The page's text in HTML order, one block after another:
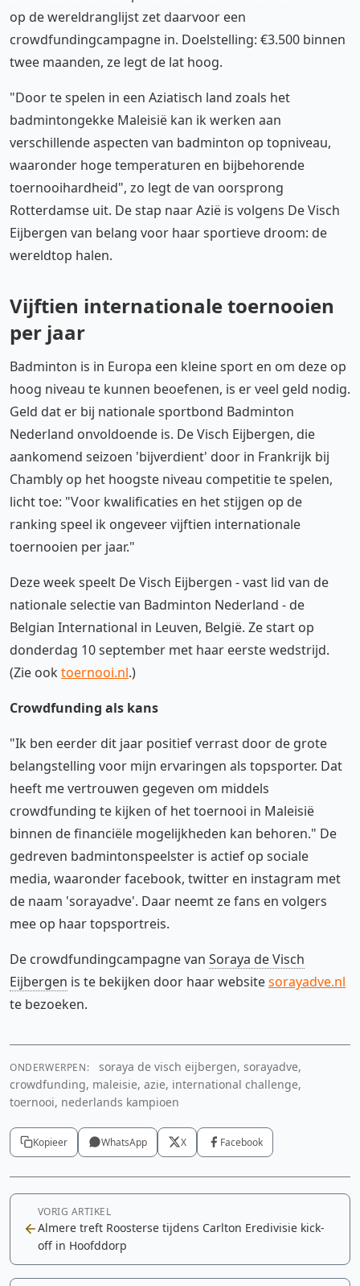
op de wereldranglijst zet daarvoor een
crowdfundingcampagne in. Doelstelling: €3.500 binnen
twee maanden, ze legt de lat hoog.
"Door te spelen in een Aziatisch land zoals het
badmintongekke Maleisië kan ik werken aan
verschillende aspecten van badminton op topniveau,
waaronder hoge temperaturen en bijbehorende
toernooihardheid", zo legt de van oorsprong
Rotterdamse uit. De stap naar Azië is volgens De Visch
Eijbergen van belang voor haar sportieve droom: de
wereldtop halen.
Vijftien internationale toernooien
per jaar
Badminton is in Europa een kleine sport en om deze op
hoog niveau te kunnen beoefenen, is er veel geld nodig.
Geld dat er bij nationale sportbond Badminton
Nederland onvoldoende is. De Visch Eijbergen, die
aankomend seizoen 'bijverdient' door in Frankrijk bij
Chambly op het hoogste niveau competitie te spelen,
licht toe: "Voor kwalificaties en het stijgen op de
ranking speel ik ongeveer vijftien internationale
toernooien per jaar."
Deze week speelt De Visch Eijbergen - vast lid van de
nationale selectie van Badminton Nederland - de
Belgian International in Leuven, België. Ze start op
donderdag 10 september met haar eerste wedstrijd.
(Zie ooktoernooi.nl.)
Crowdfunding als kans
"Ik ben eerder dit jaar positief verrast door de grote
belangstelling voor mijn ervaringen als topsporter. Dat
heeft me vertrouwen gegeven om middels
crowdfunding te kijken of het toernooi in Maleisië
binnen de financiële mogelijkheden kan behoren." De
gedreven badmintonspeelster is actief op sociale
media, waaronder facebook, twitter en instagram met
de naam 'sorayadve'. Daar neemt ze fans en volgers
mee op haar topsportreis.
De crowdfundingcampagne van Soraya de Visch
Eijbergen is te bekijken door haar websitesorayadve.nl
te bezoeken.
ONDERWERPEN:
soraya de visch eijbergen, sorayadve,
crowdfunding, maleisie, azie, international challenge,
toernooi, nederlands kampioen
Kopieer WhatsApp X Facebook
VORIG ARTIKEL
Almere treft Roosterse tijdens Carlton Eredivisie kick-
off in Hoofddorp